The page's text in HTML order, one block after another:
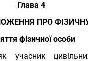
Глава 4
ПРО
фізичної особи